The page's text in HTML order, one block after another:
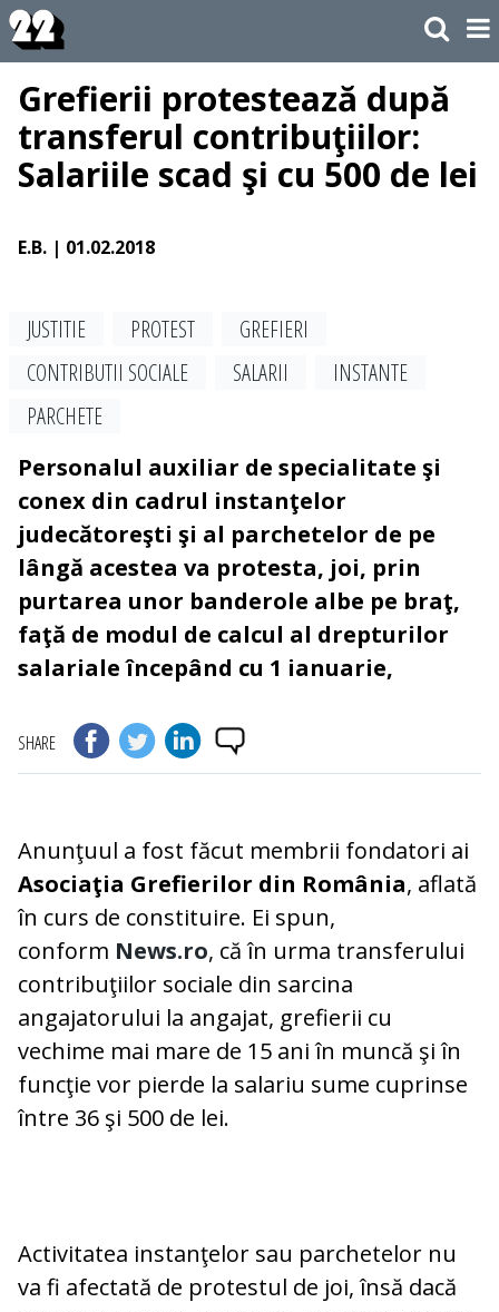
Grefierii protestează după
transferul contribuţiilor:
Salariile scad şi cu 500 de lei
E.B. | 01.02.2018
JUSTITIE PROTEST
GREFIERI
CONTRIBUTII SOCIALE
SALARII
INSTANTE
PARCHETE
Personalul auxiliar de specialitate şi
conex din cadrul instanţelor
judecătoreşti şi al parchetelor de pe
lângă acestea va protesta, joi, prin
purtarea unor banderole albe pe braţ,
faţă de modul de calcul al drepturilor
salariale începând cu 1 ianuarie,
SHARE
Anunţuul a fost făcut membrii fondatori ai
Asociaţia Grefierilor din România, aflată
în curs de constituire. Ei spun,
conform News.ro, că în urma transferului
contribuţiilor sociale din sarcina
angajatorului la angajat, grefierii cu
vechime mai mare de 15 ani în muncă şi în
funcţie vor pierde la salariu sume cuprinse
între 36 şi 500 de lei.
Activitatea instanţelor sau parchetelor nu
va fi afectată de protestul de joi, însă dacă